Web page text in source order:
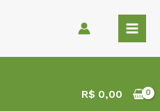
R$ 0,00